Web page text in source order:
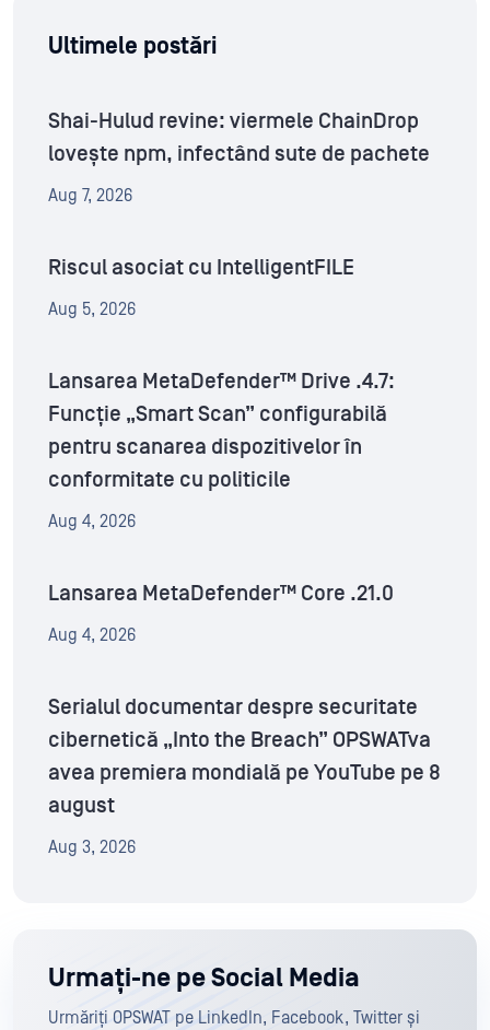
Ultimele postări
Shai-Hulud revine: viermele ChainDrop
lovește npm, infectând sute de pachete
Aug 7, 2026
Riscul asociat cu IntelligentFILE
Aug 5, 2026
Lansarea MetaDefender™ Drive .4.7:
Funcție „Smart Scan” configurabilă
pentru scanarea dispozitivelor în
conformitate cu politicile
Aug 4, 2026
Lansarea MetaDefender™ Core .21.0
Aug 4, 2026
Serialul documentar despre securitate
cibernetică „Into the Breach” OPSWATva
avea premiera mondială pe YouTube pe 8
august
Aug 3, 2026
Urmați-ne pe Social Media
Urmăriți OPSWAT pe LinkedIn, Facebook, Twitter și